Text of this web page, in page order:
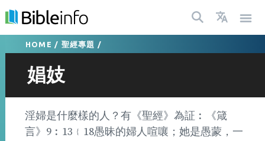
HOME / 聖經專題 /
娼妓
淫婦是什麼樣的人？有《聖經》為証︰《箴
言》9︰13﹛18愚昧的婦人喧嚷；她是愚蒙，一